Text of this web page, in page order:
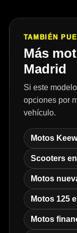
TAMBIÉN
Más
Madrid
Si este
opciones por
vehículo.
Motos
Scooters
Motos
Motos 125
Motos